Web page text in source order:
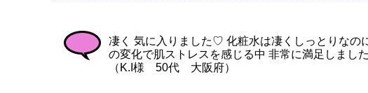
凄く 気に入りました♡ 化粧水は凄くしっとりなの
の変化で肌ストレスを感じる中 非常に満足しまし
（K.I様 50代 大阪府）